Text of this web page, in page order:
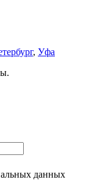
, Уфа
данных